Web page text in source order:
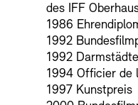
des IFF
1986
1992
1992
1994 Officier de
1997 Kunstpreis